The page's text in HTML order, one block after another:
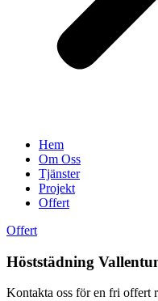
Hem
Om Oss
Tjänster
Projekt
Offert
Offert
Höststädning
Kontakta oss för en fri offert